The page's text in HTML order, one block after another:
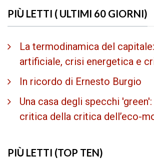
PIÙ LETTI ( ULTIMI 60 GIORNI)
La termodinamica del
artificiale, crisi energetica e
In ricordo di Ernesto Burgio
Una casa degli specchi
critica della critica dell’eco-
PIÙ LETTI (TOP TEN)